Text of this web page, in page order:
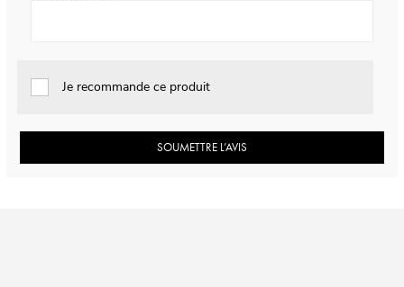
Je recommande ce produit
SOUMETTRE L’AVIS